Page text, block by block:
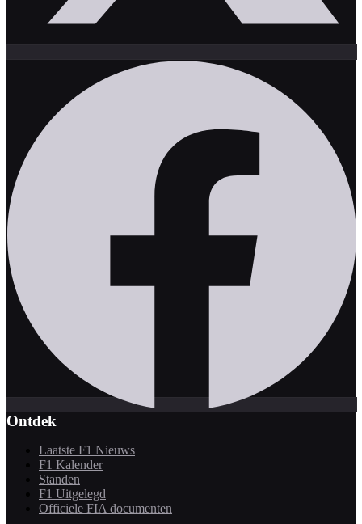
Ontdek
Laatste F1 Nieuws
F1 Kalender
Standen
F1 Uitgelegd
Officiele FIA documenten